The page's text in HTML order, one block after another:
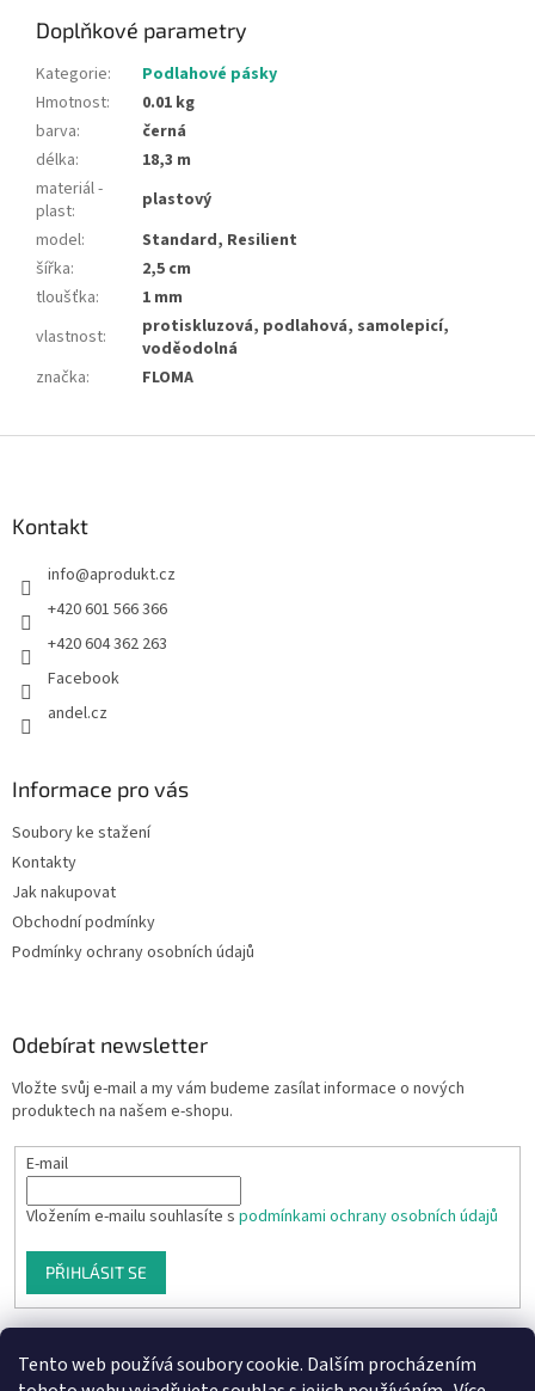
Tento web používá soubory cookie. Dalším procházením
Doplňkové parametry
Kategorie:
Podlahové pásky
Hmotnost:
0.01 kg
barva:
černá
délka:
18,3 m
materiál -
plast:
plastový
model:
Standard, Resilient
šířka:
2,5 cm
tloušťka:
1 mm
vlastnost:
protiskluzová, podlahová, samolepicí,
voděodolná
značka: FLOMA
Kontakt
info@aprodukt.cz
+420 601 566 366
+420 604 362 263
Facebook
andel.cz
Informace pro vás
Soubory ke stažení
Kontakty
Jak nakupovat
Obchodní podmínky
Podmínky ochrany osobních údajů
Odebírat newsletter
Vložte svůj e-mail a my vám budeme zasílat informace o nových
produktech na našem e-shopu.
E-mail
Vložením e-mailu souhlasíte s podmínkami ochrany osobních údajů
PŘIHLÁSIT SE